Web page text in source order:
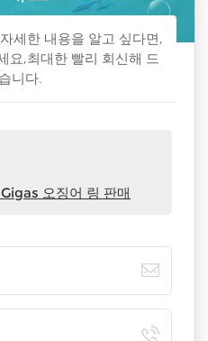
세한 내용을 알고 싶다면,
요,최대한 빨리 회신해 드
니다.
오징어 링 판매